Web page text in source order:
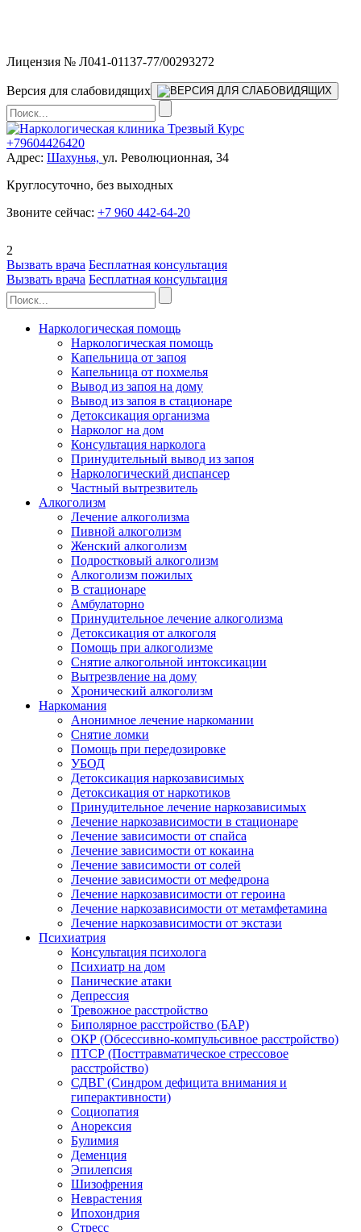
Лицензия № Л041-01137-77/00293272
Версия для слабовидящих
+79604426420
Адрес: Шахунья, ул. Революционная, 34
Круглосуточно, без выходных
Звоните сейчас: +7 960 442-64-20
2
Вызвать врача Бесплатная консультация
Вызвать врача Бесплатная консультация
Наркологическая помощь
Наркологическая помощь
Капельница от запоя
Капельница от похмелья
Вывод из запоя на дому
Вывод из запоя в стационаре
Детоксикация организма
Нарколог на дом
Консультация нарколога
Принудительный вывод из запоя
Наркологический диспансер
Частный вытрезвитель
Алкоголизм
Лечение алкоголизма
Пивной алкоголизм
Женский алкоголизм
Подростковый алкоголизм
Алкоголизм пожилых
В стационаре
Амбулаторно
Принудительное лечение алкоголизма
Детоксикация от алкоголя
Помощь при алкоголизме
Снятие алкогольной интоксикации
Вытрезвление на дому
Хронический алкоголизм
Наркомания
Анонимное лечение наркомании
Снятие ломки
Помощь при передозировке
УБОД
Детоксикация наркозависимых
Детоксикация от наркотиков
Принудительное лечение наркозависимых
Лечение наркозависимости в стационаре
Лечение зависимости от спайса
Лечение зависимости от кокаина
Лечение зависимости от солей
Лечение зависимости от мефедрона
Лечение наркозависимости от героина
Лечение наркозависимости от метамфетамина
Лечение наркозависимости от экстази
Психиатрия
Консультация психолога
Психиатр на дом
Панические атаки
Депрессия
Тревожное расстройство
Биполярное расстройство (БАР)
ОКР (Обсессивно-компульсивное расстройство)
ПТСР (Посттравматическое стрессовое
расстройство)
СДВГ (Синдром дефицита внимания и
гиперактивности)
Социопатия
Анорексия
Булимия
Деменция
Эпилепсия
Шизофрения
Неврастения
Ипохондрия
Стресс